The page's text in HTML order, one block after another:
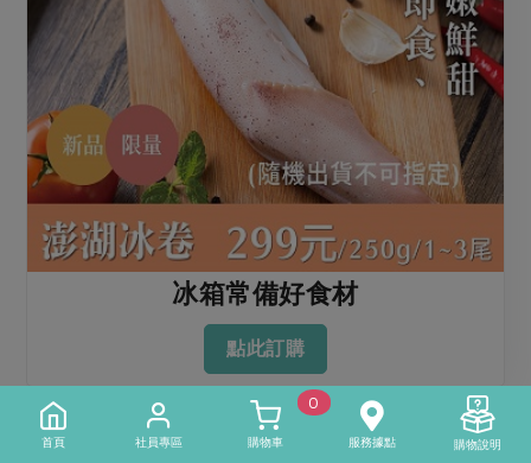
冰箱常備好食材
點此訂購
首頁 社員專區
0
購物車 服務據點 購物說明